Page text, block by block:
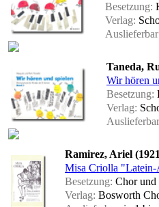
Besetzung:
Verlag:
Taneda,
Wir hören
Besetzung:
Verlag:
Ramirez, Ariel
Misa Criolla "Latein-
Besetzung: Chor und
Verlag: Bosworth